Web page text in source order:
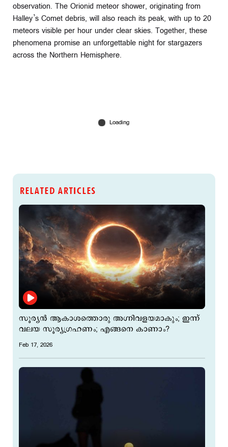
observation. The Orionid meteor shower, originating from
Halley’s Comet debris, will also reach its peak, with up to 20
meteors visible per hour under clear skies. Together, these
phenomena promise an unforgettable night for stargazers
across the Northern Hemisphere.
RELATED ARTICLES
സൂര്യന്‍ ആകാശത്തൊരു അഗ്നിവളയമാകും; ഇന്ന്
വലയ സൂര്യഗ്രഹണം; എങ്ങനെ കാണാം?
Feb 17, 2026